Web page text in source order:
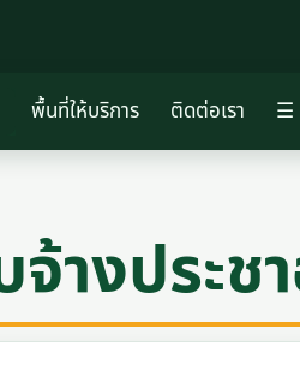
พื้นที่ให้บริการ ติดต่อเรา ☰
างประช